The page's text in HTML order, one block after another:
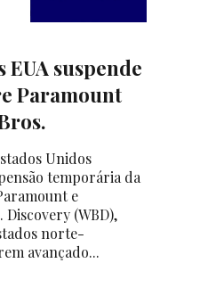
EUA suspende
Paramount
Unidos
temporária da
e
Discovery (WBD),
norte-
avançado...